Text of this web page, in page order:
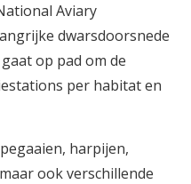
Aviary
dwarsdoorsnede
op pad om de
per habitat en
harpijen,
ook verschillende